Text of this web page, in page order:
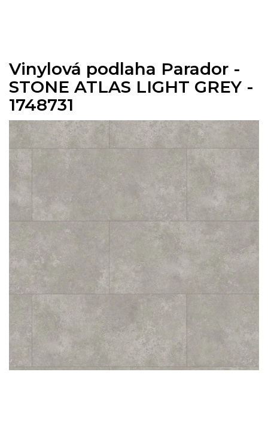
Vinylová podlaha Parador -
STONE ATLAS LIGHT GREY -
1748731